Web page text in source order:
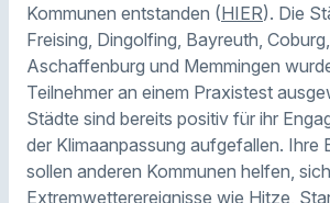
Kommunen entstanden (HIER). Die
Freising, Dingolfing, Bayreuth,
Aschaffenburg und Memmingen
Teilnehmer an einem Praxistest
Städte sind bereits positiv für ihr
der Klimaanpassung aufgefallen. Ihre
sollen anderen Kommunen helfen,
Extremwetterereignisse wie Hitze,